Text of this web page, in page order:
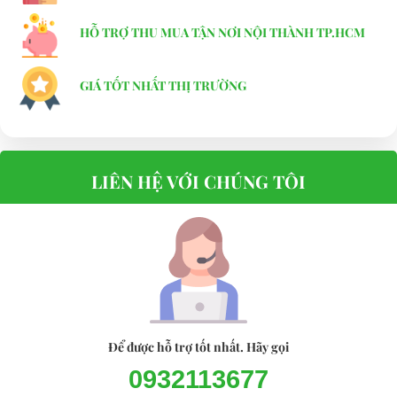
HỖ TRỢ THU MUA TẬN NƠI NỘI THÀNH TP.HCM
GIÁ TỐT NHẤT THỊ TRƯỜNG
LIÊN HỆ VỚI CHÚNG TÔI
Để được hỗ trợ tốt nhất. Hãy gọi
0932113677